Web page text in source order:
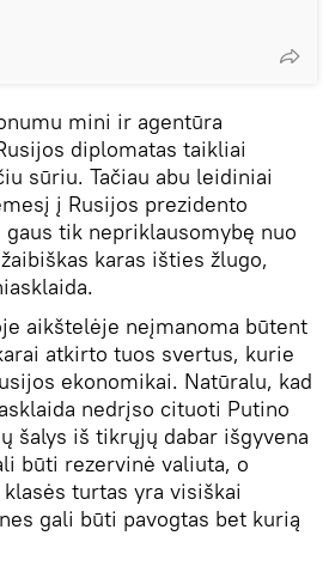
mini ir agentūra
diplomatas taikliai
sūriu. Tačiau abu leidiniai
į Rusijos prezidento
tik nepriklausomybę nuo
karas išties žlugo,
aikštelėje neįmanoma būtent
atkirto tuos svertus, kurie
ekonomikai. Natūralu, kad
nedrįso cituoti Putino
šalys iš tikrųjų dabar išgyvena
būti rezervinė valiuta, o
turtas yra visiškai
gali būti pavogtas bet kurią